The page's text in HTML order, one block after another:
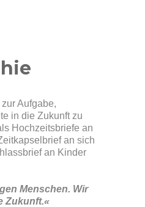
Aufgabe,
in die Zukunft zu
Hochzeitsbriefe an
an sich
an Kinder
Menschen. Wir
Zukunft.«